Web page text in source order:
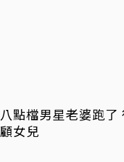
八點檔男星老婆跑了
顧女兒